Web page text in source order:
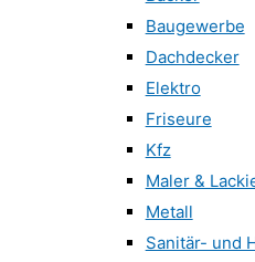
Baugewerbe
Dachdecker
Elektro
Friseure
Kfz
Maler &
Metall
Sanitär- und